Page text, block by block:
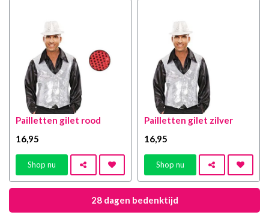
Pailletten gilet rood
16,95
Shop nu
Pailletten gilet zilver
16,95
Shop nu
28 dagen bedenktijd